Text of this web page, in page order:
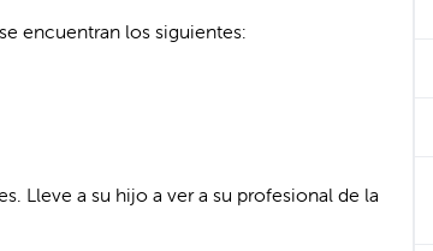
encuentran los siguientes:
Lleve a su hijo a ver a su profesional de la